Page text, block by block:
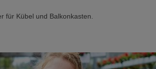
für Kübel und Balkonkasten.